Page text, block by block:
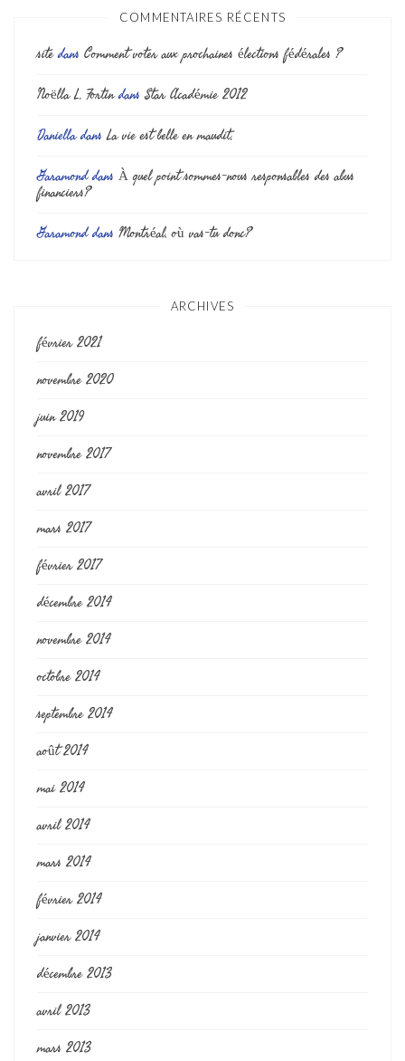
COMMENTAIRES RÉCENTS
sitedans Comment voter aux prochaines élections fédérales ?
Noëlla L. FortindansStar Académie 2012
DanielladansLa vie est belle en maudit.
Garamonddans À quel point sommes-nous responsables des abus
financiers?
Garamonddans Montréal, où vas-tu donc?
ARCHIVES
février 2021
novembre 2020
juin 2019
novembre 2017
avril 2017
mars 2017
février 2017
décembre 2014
novembre 2014
octobre 2014
septembre 2014
août 2014
mai 2014
avril 2014
mars 2014
février 2014
janvier 2014
décembre 2013
avril 2013
mars 2013